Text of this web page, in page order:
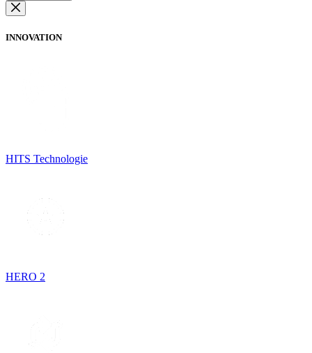
INNOVATION
HITS Technologie
HERO 2